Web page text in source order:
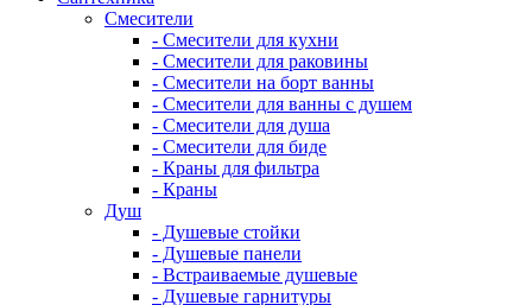
Смесители
- Смесители для кухни
- Смесители для раковины
- Смесители на борт ванны
- Смесители для ванны с душем
- Смесители для душа
- Смесители для биде
- Краны для фильтра
- Краны
Душ
- Душевые стойки
- Душевые панели
- Встраиваемые душевые
- Душевые гарнитуры